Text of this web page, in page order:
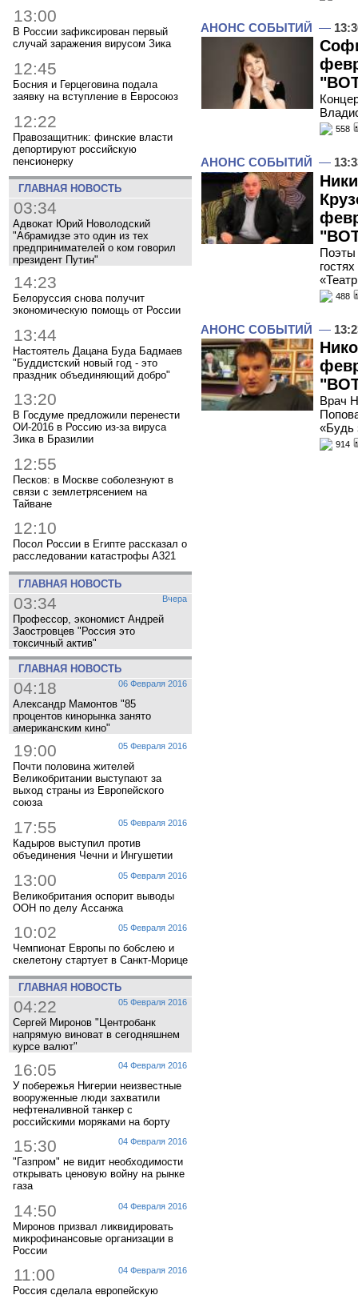
13:00
В России зафиксирован первый
случай заражения вирусом Зика
12:45
Босния и Герцеговина подала
заявку на вступление в Евросоюз
12:22
Правозащитник: финские власти
депортируют российскую
пенсионерку
ГЛАВНАЯ НОВОСТЬ
03:34
Адвокат Юрий Новолодский
"Абрамидзе это один из тех
предпринимателей о ком говорил
президент Путин"
14:23
Белоруссия снова получит
экономическую помощь от России
13:44
Настоятель Дацана Буда Бадмаев
"Буддистский новый год - это
праздник объединяющий добро"
13:20
В Госдуме предложили перенести
ОИ-2016 в Россию из-за вируса
Зика в Бразилии
12:55
Песков: в Москве соболезнуют в
связи с землетрясением на
Тайване
12:10
Посол России в Египте рассказал о
расследовании катастрофы A321
ГЛАВНАЯ НОВОСТЬ
Вчера
03:34
Профессор, экономист Андрей
Заостровцев "Россия это
токсичный актив"
ГЛАВНАЯ НОВОСТЬ
06 Февраля 2016
04:18
Александр Мамонтов "85
процентов кинорынка занято
американским кино"
05 Февраля 2016
19:00
Почти половина жителей
Великобритании выступают за
выход страны из Европейского
союза
05 Февраля 2016
17:55
Кадыров выступил против
объединения Чечни и Ингушетии
05 Февраля 2016
13:00
Великобритания оспорит выводы
ООН по делу Ассанжа
05 Февраля 2016
10:02
Чемпионат Европы по бобслею и
скелетону стартует в Санкт-Морице
ГЛАВНАЯ НОВОСТЬ
05 Февраля 2016
04:22
Сергей Миронов "Центробанк
напрямую виноват в сегодняшнем
курсе валют"
04 Февраля 2016
16:05
У побережья Нигерии неизвестные
вооруженные люди захватили
нефтеналивной танкер с
российскими моряками на борту
04 Февраля 2016
15:30
"Газпром" не видит необходимости
открывать ценовую войну на рынке
газа
04 Февраля 2016
14:50
Миронов призвал ликвидировать
микрофинансовые организации в
России
04 Февраля 2016
11:00
Россия сделала европейскую
АНОНС СОБЫТИЙ —
558
АНОНС СОБЫТИЙ —
Поэты
488
АНОНС СОБЫТИЙ —
Врач
«Будь
914